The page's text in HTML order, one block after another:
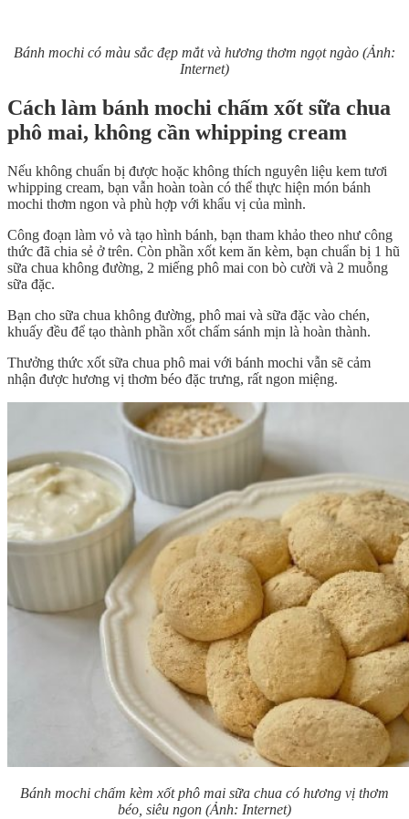
Bánh mochi có màu sắc đẹp mắt và hương thơm ngọt ngào (Ảnh:
Internet)
Cách làm bánh mochi chấm xốt sữa chua
phô mai, không cần whipping cream
Nếu không chuẩn bị được hoặc không thích nguyên liệu kem tươi
whipping cream, bạn vẫn hoàn toàn có thể thực hiện món bánh
mochi thơm ngon và phù hợp với khẩu vị của mình.
Công đoạn làm vỏ và tạo hình bánh, bạn tham khảo theo như công
thức đã chia sẻ ở trên. Còn phần xốt kem ăn kèm, bạn chuẩn bị 1 hũ
sữa chua không đường, 2 miếng phô mai con bò cười và 2 muỗng
sữa đặc.
Bạn cho sữa chua không đường, phô mai và sữa đặc vào chén,
khuấy đều để tạo thành phần xốt chấm sánh mịn là hoàn thành.
Thưởng thức xốt sữa chua phô mai với bánh mochi vẫn sẽ cảm
nhận được hương vị thơm béo đặc trưng, rất ngon miệng.
Bánh mochi chấm kèm xốt phô mai sữa chua có hương vị thơm
béo, siêu ngon (Ảnh: Internet)